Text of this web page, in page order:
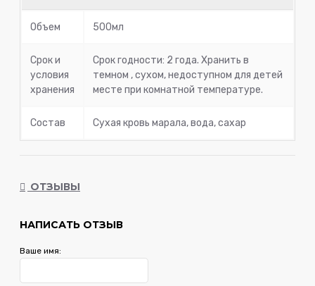
Объем 500мл
Срок и
условия
хранения
Срок годности: 2 года. Хранить в
темном , сухом, недоступном для детей
месте при комнатной температуре.
Состав Сухая кровь марала, вода, сахар
ОТЗЫВЫ
НАПИСАТЬ ОТЗЫВ
Ваше имя: